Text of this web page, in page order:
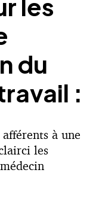
du
:
à une
les